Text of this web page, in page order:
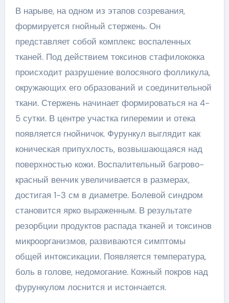
В нарыве, на одном из этапов созревания,
формируется гнойный стержень. Он
представляет собой комплекс воспаленных
тканей. Под действием токсинов стафилококка
происходит разрушение волосяного фолликула,
окружающих его образований и соединительной
ткани. Стержень начинает формироваться на 4-
5 сутки. В центре участка гиперемии и отека
появляется гнойничок. Фурункул выглядит как
коническая припухлость, возвышающаяся над
поверхностью кожи. Воспалительный багрово-
красный венчик увеличивается в размерах,
достигая 1-3 см в диаметре. Болевой синдром
становится ярко выраженным. В результате
резорбции продуктов распада тканей и токсинов
микроорганизмов, развиваются симптомы
общей интоксикации. Появляется температура,
боль в голове, недомогание. Кожный покров над
фурункулом лоснится и истончается.